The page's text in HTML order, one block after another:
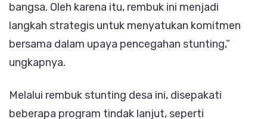
bangsa. Oleh karena itu, rembuk ini menjadi
langkah strategis untuk menyatukan komitmen
bersama dalam upaya pencegahan stunting,”
ungkapnya.
Melalui rembuk stunting desa ini, disepakati
beberapa program tindak lanjut, seperti